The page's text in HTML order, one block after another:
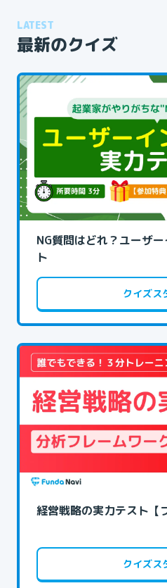
LATEST
最新のクイズ
NG質問はどれ？ユーザ
ト
クイズス
経営戦略の実力テスト【
クイズス